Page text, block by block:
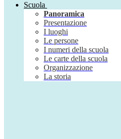
Scuola
Panoramica
Presentazione
I luoghi
Le persone
I numeri della scuola
Le carte della scuola
Organizzazione
La storia